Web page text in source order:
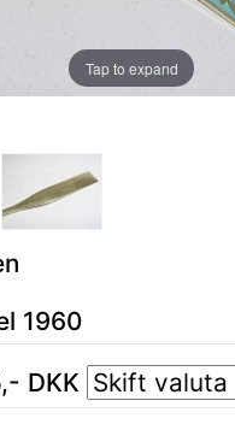
Tap to expand
1960
,- DKK